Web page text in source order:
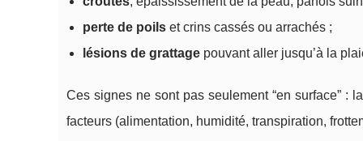
perte de poils et crins cassés ou arrachés ;
lésions de grattage pouvant aller jusqu’à la
Ces signes ne sont pas seulement “en surface” :
facteurs (alimentation, humidité, transpiration,